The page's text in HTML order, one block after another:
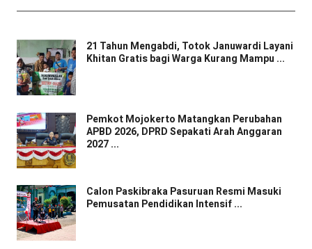
21 Tahun Mengabdi, Totok Januwardi Layani
Khitan Gratis bagi Warga Kurang Mampu ...
Pemkot Mojokerto Matangkan Perubahan
APBD 2026, DPRD Sepakati Arah Anggaran
2027 ...
Calon Paskibraka Pasuruan Resmi Masuki
Pemusatan Pendidikan Intensif ...